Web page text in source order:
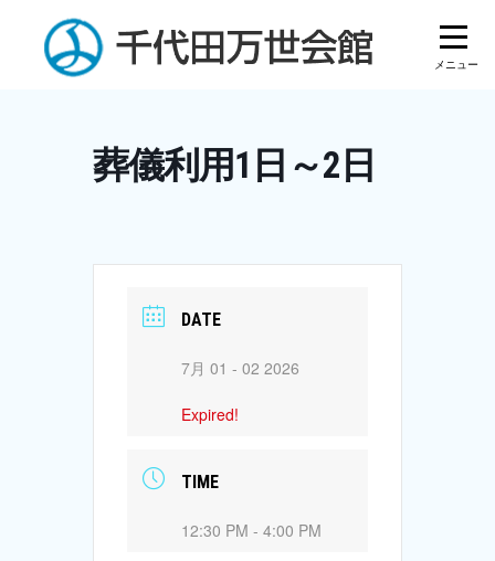
content
葬儀利用1日～2日
DATE
7月 01 - 02 2026
Expired!
TIME
12:30 PM - 4:00 PM